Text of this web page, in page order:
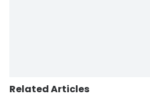
Related Articles